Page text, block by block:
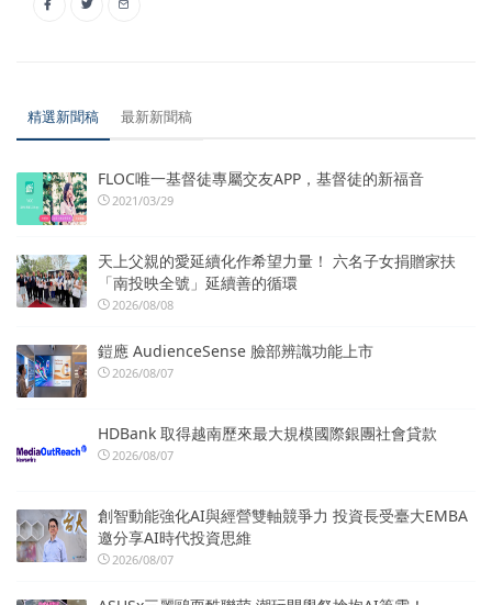
精選新聞稿 最新新聞稿
FLOC唯一基督徒專屬交友APP，基督徒的新福音
2021/03/29
天上父親的愛延續化作希望力量！ 六名子女捐贈家扶
「南投映全號」延續善的循環
2026/08/08
鎧應 AudienceSense 臉部辨識功能上市
2026/08/07
HDBank 取得越南歷來最大規模國際銀團社會貸款
2026/08/07
創智動能強化AI與經營雙軸競爭力 投資長受臺大EMBA
邀分享AI時代投資思維
2026/08/07